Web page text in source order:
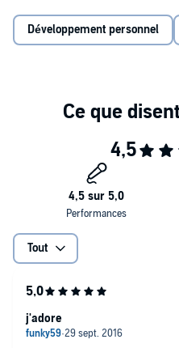
personnelle et vous montrera
tout ce que vous désirez être,
Développement personnel
Tout
j'adore